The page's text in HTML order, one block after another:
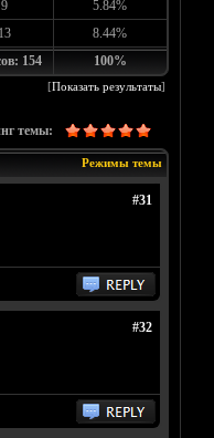
9
5.84%
13
8.44%
154 100%
[Показать результаты]
темы:
Режимы темы
#31
#32